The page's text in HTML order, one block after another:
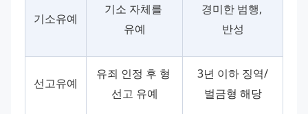
기소유예
기소 자체를
유예
경미한 범행,
반성
선고유예
유죄 인정 후 형
선고 유예
3년 이하 징역/
벌금형 해당